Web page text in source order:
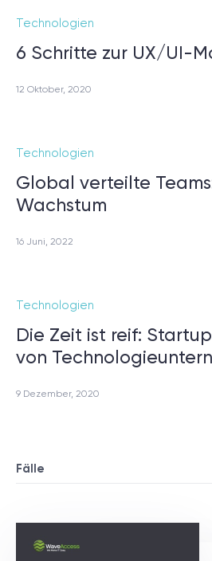
Technologien
6 Schritte zur UX/UI-
12 Oktober, 2020
Technologien
Global verteilte
Wachstum
16 Juni, 2022
Technologien
Die Zeit ist reif:
von
9 Dezember, 2020
Fälle